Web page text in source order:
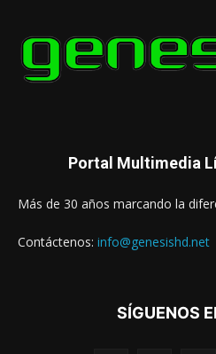
Portal Multimedia
Más de 30 años marcando la
Contáctenos: info@genesishd.net
SÍGUENOS